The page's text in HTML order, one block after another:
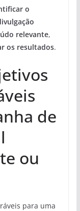
o
relevante,
os resultados.
de
ou
para uma